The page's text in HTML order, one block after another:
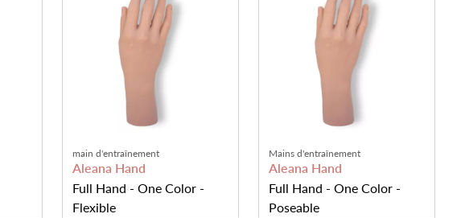
main d'entraînement
Aleana Hand
Full Hand - One Color -
Flexible
Mains d'entraînement
Aleana Hand
Full Hand - One Color -
Poseable